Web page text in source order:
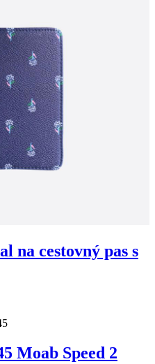
na cestovný pas s
Moab Speed 2